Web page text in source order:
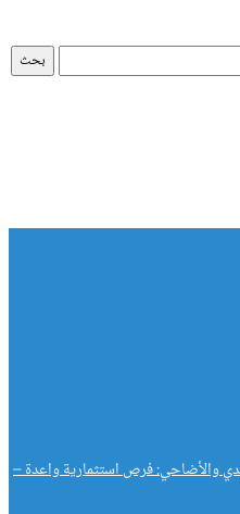
والأضاحي: فرص استثمارية واعدة –